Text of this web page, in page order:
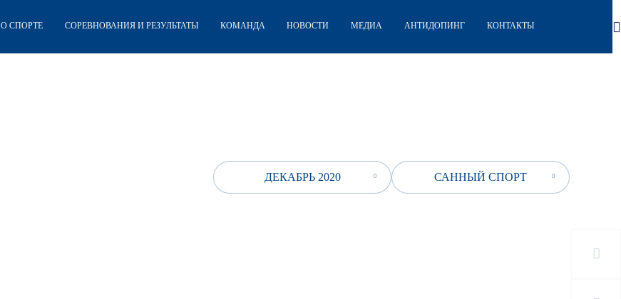
О СПОРТЕ СОРЕВНОВАНИЯ И РЕЗУЛЬТАТЫ КОМАНДА НОВОСТИ МЕДИА АНТИДОПИНГ КОНТАКТЫ
ДЕКАБРЬ 2020 САННЫЙ СПОРТ